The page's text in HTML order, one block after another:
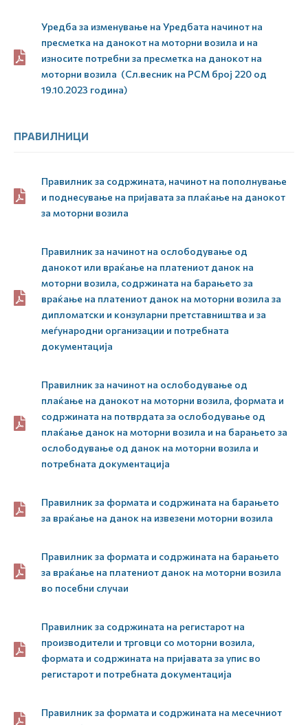
Уредба за изменување на Уредбата начинот на
пресметка на данокот на моторни возила и на
износите потребни за пресметка на данокот на
моторни возила (Сл.весник на РСМ број 220 од
19.10.2023 година)
ПРАВИЛНИЦИ
Правилник за содржината, начинот на пополнување
и поднесување на пријавата за плаќање на данокот
за моторни возила
Правилник за начинот на ослободување од
данокот или враќање на платениот данок на
моторни возила, содржината на барањето за
враќање на платениот данок на моторни возила за
дипломатски и конзуларни претставништва и за
меѓународни организации и потребната
документација
Правилник за начинот на ослободување од
плаќање на данокот на моторни возила, формата и
содржината на потврдата за ослободување од
плаќање данок на моторни возила и на барањето за
ослободување од данок на моторни возила и
потребната документација
Правилник за формата и содржината на барањето
за враќање на данок на извезени моторни возила
Правилник за формата и содржината на барањето
за враќање на платениот данок на моторни возила
во посебни случаи
Правилник за содржината на регистарот на
производители и трговци со моторни возила,
формата и содржината на пријавата за упис во
регистарот и потребната документација
Правилник за формата и содржината на месечниот